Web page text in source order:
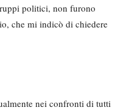
politici, non furono
che mi indicò di chiedere
nei confronti di tutti